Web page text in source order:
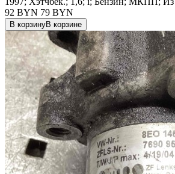
92 BYN 79 BYN
В корзинуВ корзине